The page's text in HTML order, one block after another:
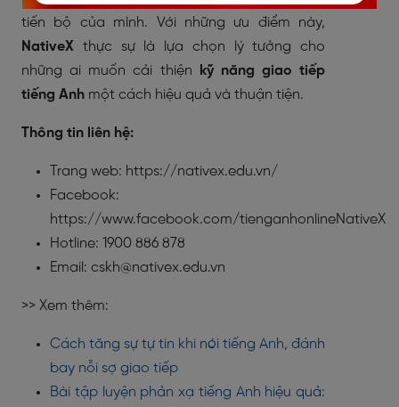
tiến bộ của mình. Với những ưu điểm này,
NativeX thực sự là lựa chọn lý tưởng cho
những ai muốn cải thiện
kỹ năng giao tiếp
tiếng Anh một cách hiệu quả và thuận tiện.
Thông tin liên hệ:
Trang web: https://nativex.edu.vn/
Facebook:
https://www.facebook.com/tienganhonlineNativeX
Hotline: 1900 886 878
Email: cskh@nativex.edu.vn
>> Xem thêm:
Cách tăng sự tự tin khi nói tiếng Anh, đánh
bay nỗi sợ giao tiếp
Bài tập luyện phản xạ tiếng Anh hiệu quả: